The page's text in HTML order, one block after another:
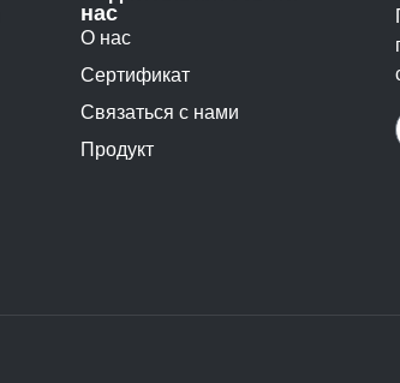
нас
О нас
Сертификат
Связаться с нами
Продукт